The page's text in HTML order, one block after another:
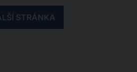
STRÁNKA